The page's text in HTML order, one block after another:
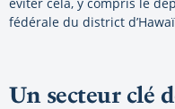
fédérale du district
Un secteur clé